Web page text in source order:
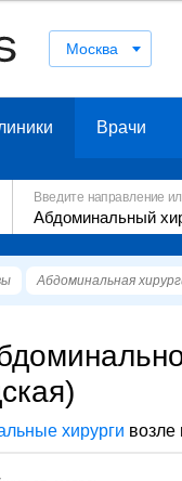
Москва
Врачи
Введите направление
Абдоминальная
хирурги возле